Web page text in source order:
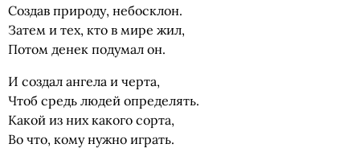
Создав природу, небосклон.
Затем и тех, кто в мире жил,
Потом денек подумал он.
И создал ангела и черта,
Чтоб средь людей определять.
Какой из них какого сорта,
Во что, кому нужно играть.